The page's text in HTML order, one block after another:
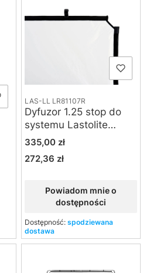
LAS-LL LR81107R
Dyfuzor 1.25 stop do
systemu Lastolite
Skylite Rapid 1.1 x 1.1 m
Cena
335,00 zł
Cena
272,36 zł
Powiadom mnie o
dostępności
Dostępność: spodziewana
dostawa